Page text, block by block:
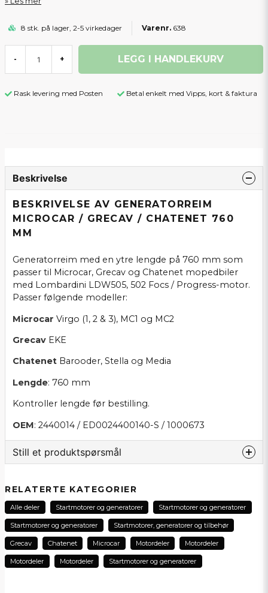
8 stk. på lager, 2-5 virkedager 638
- + LEGG I HANDLEKURV
Rask levering med Posten Betal enkelt med Vipps, kort & faktura
Beskrivelse
BESKRIVELSE AV GENERATORREIM
MICROCAR / GRECAV / CHATENET 760
MM
Generatorreim med en ytre lengde på 760 mm som
passer til Microcar, Grecav og Chatenet mopedbiler
med Lombardini LDW505, 502 Focs / Progress-motor.
Passer følgende modeller:
Microcar Virgo (1, 2 & 3), MC1 og MC2
Grecav EKE
Chatenet Barooder, Stella og Media
Lengde: 760 mm
Kontroller lengde før bestilling.
OEM: 2440014 / ED0024400140-S / 1000673
Still et produktspørsmål
Spør oss noe om dette produktet...
name
Navn
RELATERTE KATEGORIER
Alle deler Startmotorer og generatorer Startmotorer og generatorer
Startmotorer og generatorer Startmotorer, generatorer og tilbehør
Grecav Chatenet Microcar Motordeler Motordeler
Motordeler Motordeler Startmotorer og generatorer